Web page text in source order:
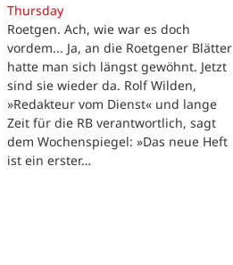
Thursday
Roetgen. Ach, wie war es doch
vordem... Ja, an die Roetgener Blätter
hatte man sich längst gewöhnt. Jetzt
sind sie wieder da. Rolf Wilden,
»Redakteur vom Dienst« und lange
Zeit für die RB verantwortlich, sagt
dem Wochenspiegel: »Das neue Heft
ist ein erster…